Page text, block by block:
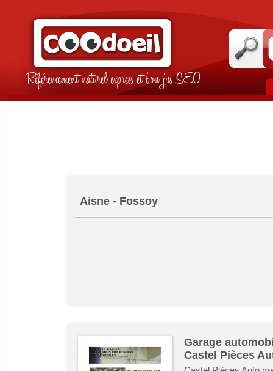
Référencement naturel express et bon jus SEO
Aisne - Fossoy
Garage
Castel Pièces